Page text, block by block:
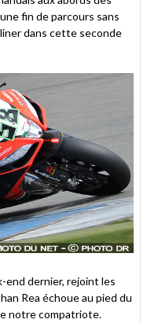
fin de parcours sans
dans cette seconde
end dernier, rejoint les
Rea échoue au pied du
notre compatriote.